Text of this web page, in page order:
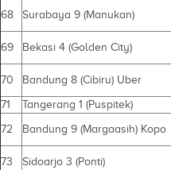
68 Surabaya 9 (Manukan)
69 Bekasi 4 (Golden City)
70 Bandung 8 (Cibiru) Uber
71
Tangerang 1 (Puspitek)
72 Bandung 9 (Margaasih) Kopo
73 Sidoarjo 3 (Ponti)